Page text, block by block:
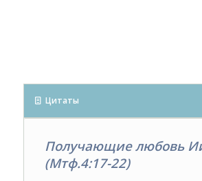
Цитаты
Получающие любовь
(Мтф.4:17-22)